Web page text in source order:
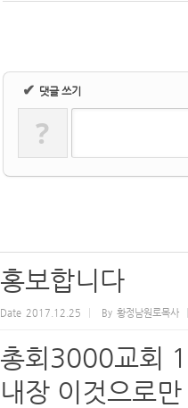
✔ 댓글 쓰기
?
홍보합니다
Date 2017.12.25 By 황정남원로목사
총회3000교회
내장 이것으로